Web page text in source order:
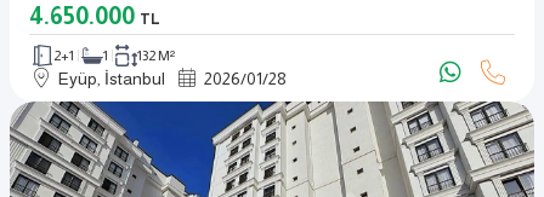
4.650.000 TL
2+1 1 132 M²
Eyüp, İstanbul 2026/01/28